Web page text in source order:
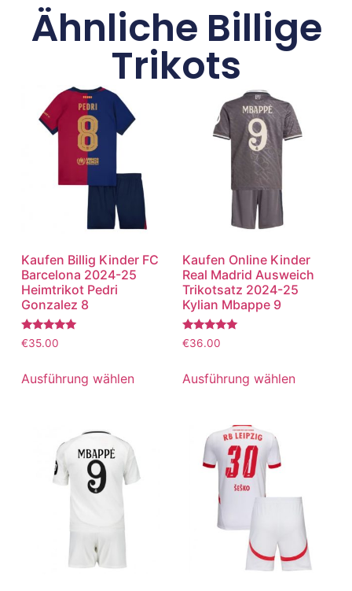
Ähnliche Billige
Trikots
Kaufen Billig Kinder FC
Barcelona 2024-25
Heimtrikot Pedri
Gonzalez 8
Bewertet
mit
€35.00
Ausführung wählen
Kaufen Online Kinder
Real Madrid Ausweich
Trikotsatz 2024-25
Kylian Mbappe 9
Bewertet
mit
€36.00
Ausführung wählen